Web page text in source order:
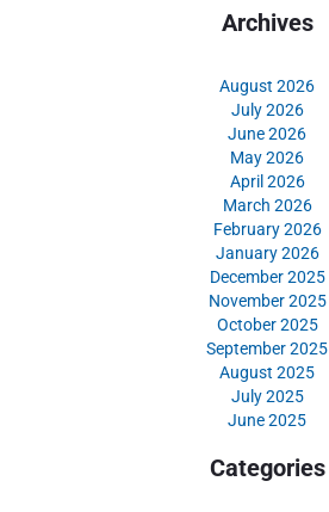
Archives
August 2026
July 2026
June 2026
May 2026
April 2026
March 2026
February 2026
January 2026
December 2025
November 2025
October 2025
September 2025
August 2025
July 2025
June 2025
Categories